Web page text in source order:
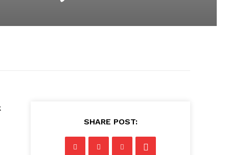
SHARE POST: